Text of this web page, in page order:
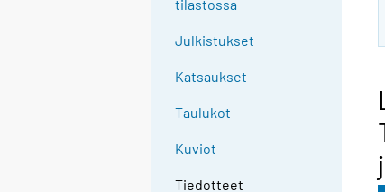
tilastossa
Julkistukset
Katsaukset
Taulukot
Kuviot
Tiedotteet